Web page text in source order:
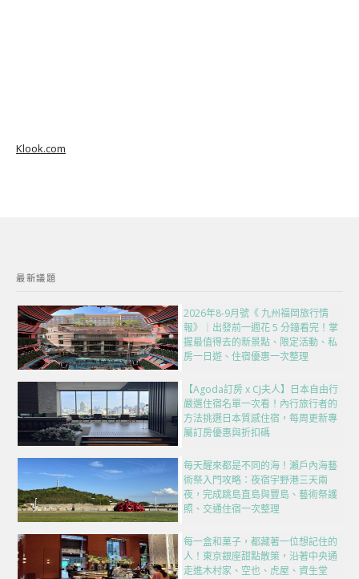
Klook.com
最新議題
2026年8-9月號《 九州福岡旅行情
報》｜出發前一週花 5 分鐘看完！掌
握最值得去的新景點、限定活動、私
房一日遊、住宿優惠一次整理
【Agoda訂房 x CJ夫人】日本自由行
嚴選住宿名單一次看！內行旅行者的
方法挑選日本質感住宿，每周更新專
屬訂房優惠與折扣碼
每天醒來都是不同的海！瀨戶內海藝
術祭入門攻略：夜宿宇野港三天兩
夜，完成跳島直島與豐島、藝術祭護
照、交通住宿一次整理
每一盒和菓子，都藏著一位想記住的
人！東京銀座甜點散策，沿著中央通
走進木村家、空也、虎屋、資生堂